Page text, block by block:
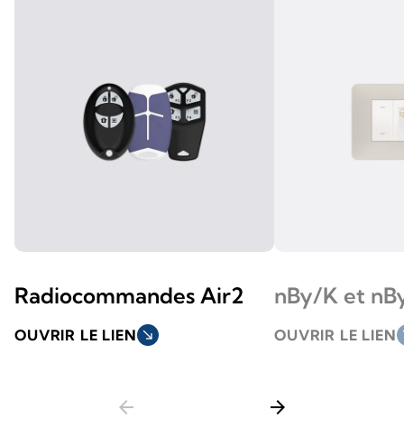
Radiocommandes Air2
OUVRIR LE LIEN south_east
nBy/K et
OUVRIR LE LIEN
arrow_back arrow_forward